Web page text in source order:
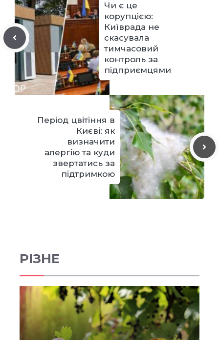
Чи є це
корупцією:
Київрада не
скасувала
тимчасовий
контроль за
підприємцями
Період цвітіння в
Києві: як
визначити
алергію та куди
звертатись за
підтримкою
РІЗНЕ